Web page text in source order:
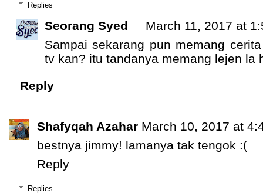
Replies
Seorang Syed
March 11, 2017 at
Sampai sekarang pun memang
tv kan? itu tandanya memang lejen la
Reply
Shafyqah Azahar March 10, 2017 at
bestnya jimmy! lamanya tak tengok :(
Reply
Replies